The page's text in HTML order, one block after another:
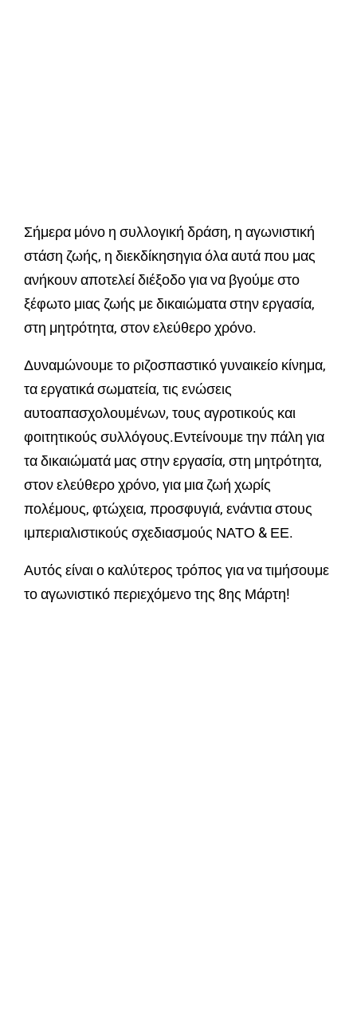
Σήμερα μόνο η συλλογική δράση, η αγωνιστική
στάση ζωής, η διεκδίκησηγια όλα αυτά που μας
ανήκουν αποτελεί διέξοδο για να βγούμε στο
ξέφωτο μιας ζωής με δικαιώματα στην εργασία,
στη μητρότητα, στον ελεύθερο χρόνο.
Δυναμώνουμε το ριζοσπαστικό γυναικείο κίνημα,
τα εργατικά σωματεία, τις ενώσεις
αυτοαπασχολουμένων, τους αγροτικούς και
φοιτητικούς συλλόγους.Εντείνουμε την πάλη για
τα δικαιώματά μας στην εργασία, στη μητρότητα,
στον ελεύθερο χρόνο, για μια ζωή χωρίς
πολέμους, φτώχεια, προσφυγιά, ενάντια στους
ιμπεριαλιστικούς σχεδιασμούς ΝΑΤΟ & ΕΕ.
Αυτός είναι ο καλύτερος τρόπος για να τιμήσουμε
το αγωνιστικό περιεχόμενο της 8ης Μάρτη!